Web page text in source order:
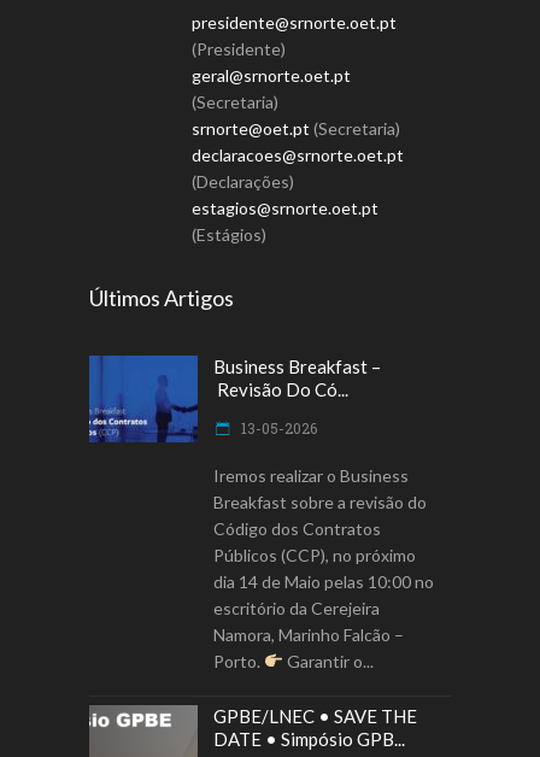
presidente@srnorte.oet.pt
(Presidente)
geral@srnorte.oet.pt
(Secretaria)
srnorte@oet.pt (Secretaria)
declaracoes@srnorte.oet.pt
(Declarações)
estagios@srnorte.oet.pt
(Estágios)
Últimos Artigos
Business Breakfast –
Revisão Do Có...
13-05-2026
Iremos realizar o Business
Breakfast sobre a revisão do
Código dos Contratos
Públicos (CCP), no próximo
dia 14 de Maio pelas 10:00 no
escritório da Cerejeira
Namora, Marinho Falcão –
Porto.
Garantir o
GPBE/LNEC • SAVE THE
DATE • Simpósio GPB...